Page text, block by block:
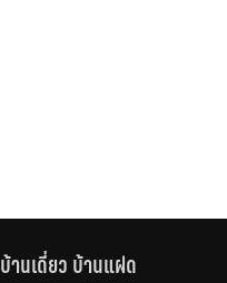
บ้านเดี่ยว บ้านแฝด